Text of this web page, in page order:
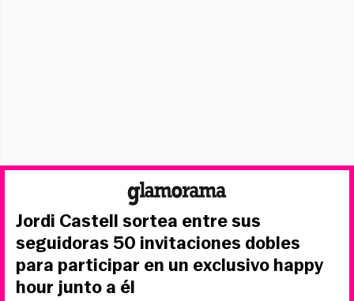
Jordi Castell sortea entre sus
seguidoras 50 invitaciones dobles
para participar en un exclusivo happy
hour junto a él